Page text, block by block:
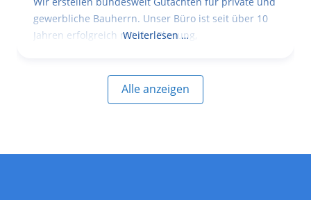
gewerbliche Bauherrn. Unser Büro ist seit über 10
Jahren erfolgreich mit der Planung,
Weiterlesen …
Alle anzeigen